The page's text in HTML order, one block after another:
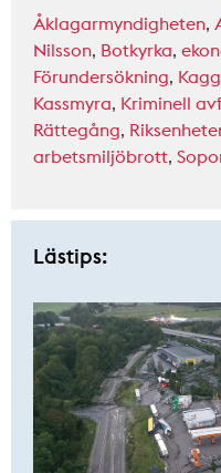
Åklagarmyndigheten,
Nilsson, Botkyrka,
Förundersökning,
Kassmyra, Kriminell
Rättegång,
arbetsmiljöbrott,
Lästips: